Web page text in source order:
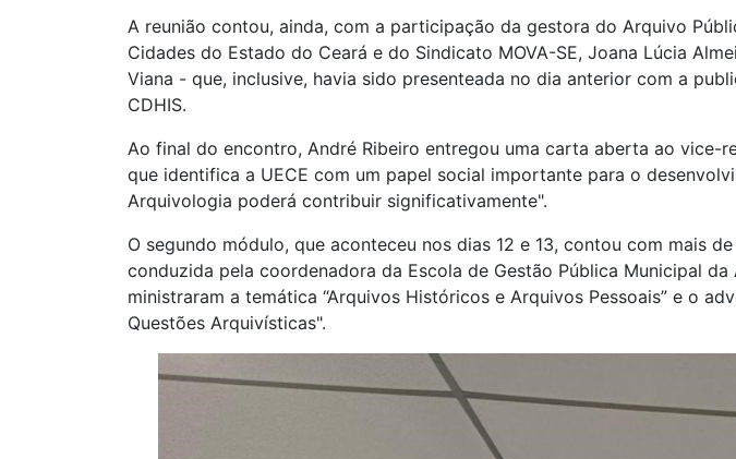
A reunião contou, ainda, com a participação da gestora do Arquivo
Cidades do Estado do Ceará e do Sindicato MOVA-SE, Joana Lúcia
Viana - que, inclusive, havia sido presenteada no dia anterior com a
CDHIS.
Ao final do encontro, André Ribeiro entregou uma carta aberta ao
que identifica a UECE com um papel social importante para o
Arquivologia poderá contribuir significativamente".
O segundo módulo, que aconteceu nos dias 12 e 13, contou com mais
conduzida pela coordenadora da Escola de Gestão Pública Municipal
ministraram a temática “Arquivos Históricos e Arquivos Pessoais” e o
Questões Arquivísticas".